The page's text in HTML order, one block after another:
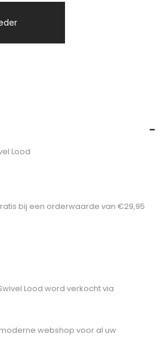
Lood
bij een orderwaarde van €29,95
Lood word verkocht via
webshop voor al uw